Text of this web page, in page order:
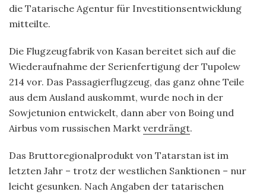
die Tatarische Agentur für Investitionsentwicklung
mitteilte.
Die Flugzeugfabrik von Kasan bereitet sich auf die
Wiederaufnahme der Serienfertigung der Tupolew
214 vor. Das Passagierflugzeug, das ganz ohne Teile
aus dem Ausland auskommt, wurde noch in der
Sowjetunion entwickelt, dann aber von Boing und
Airbus vom russischen Markt verdrängt.
Das Bruttoregionalprodukt von Tatarstan ist im
letzten Jahr – trotz der westlichen Sanktionen – nur
leicht gesunken. Nach Angaben der tatarischen